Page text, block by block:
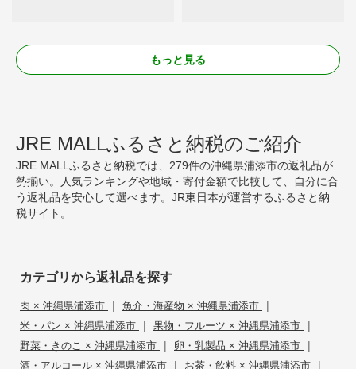
もっと見る
JRE MALLふるさと納税のご紹介
JRE MALLふるさと納税では、279件の沖縄県浦添市の返礼品が
勢揃い。人気ランキングや地域・寄付金額で比較して、自分に合
う返礼品を安心して選べます。JR東日本が運営するふるさと納
税サイト。
カテゴリから返礼品を探す
肉 × 沖縄県浦添市 | 魚介・海産物 × 沖縄県浦添市 |
米・パン × 沖縄県浦添市 | 果物・フルーツ × 沖縄県浦添市 |
野菜・きのこ × 沖縄県浦添市 | 卵・乳製品 × 沖縄県浦添市 |
酒・アルコール × 沖縄県浦添市 | お茶・飲料 × 沖縄県浦添市 |